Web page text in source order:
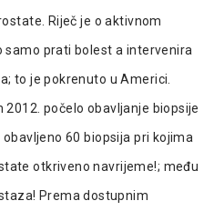
Riječ je o aktivnom
samo prati bolest a intervenira
to je pokrenuto u Americi.
počelo obavljanje biopsije
60 biopsija pri kojima
otkriveno navrijeme!; među
Prema dostupnim